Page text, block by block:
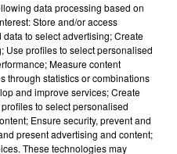
data processing based on
Store and/or access
to select advertising; Create
Use profiles to select personalised
Measure content
through statistics or combinations
and improve services; Create
to select personalised
Ensure security, prevent and
present advertising and content;
These technologies may